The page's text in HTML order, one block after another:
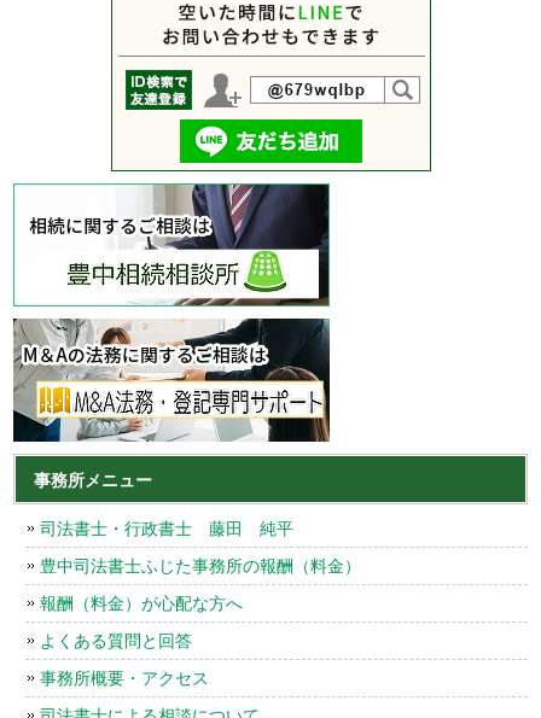
事務所メニュー
司法書士・行政書士 藤田 純平
豊中司法書士ふじた事務所の報酬（料金）
報酬（料金）が心配な方へ
よくある質問と回答
事務所概要・アクセス